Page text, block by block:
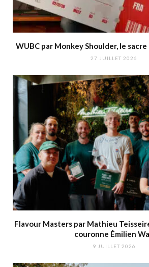
WUBC par Monkey Shoulder, le
27 JUILLET 2026
Flavour Masters par Mathieu
couronne Émilien
9 JUILLET 2026